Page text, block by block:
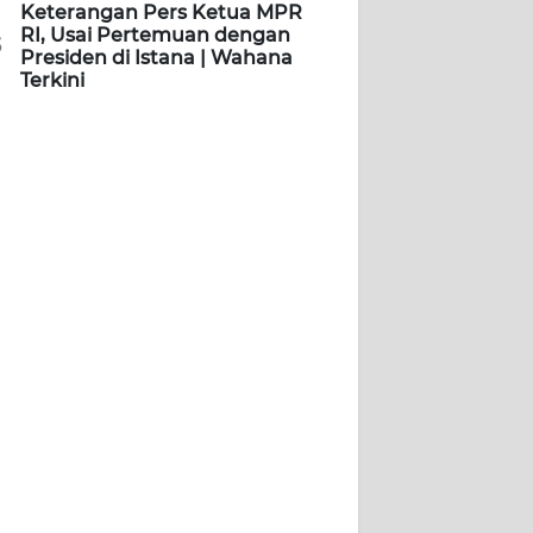
Keterangan Pers Ketua MPR
RI, Usai Pertemuan dengan
Presiden di Istana | Wahana
Terkini